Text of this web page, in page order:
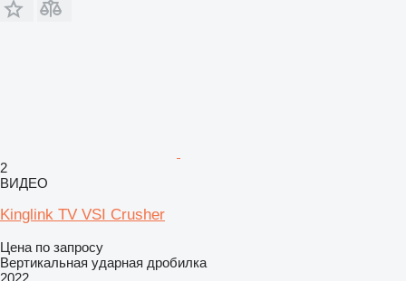
2
ВИДЕО
Kinglink TV VSI Crusher
Цена по запросу
Вертикальная ударная дробилка